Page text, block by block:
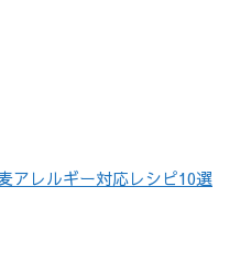
アレルギー対応レシピ10選